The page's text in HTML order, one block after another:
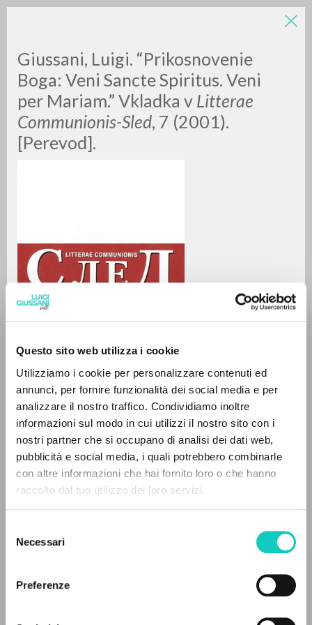
Questo sito web utilizza i cookie
Utilizziamo i cookie per personalizzare contenuti ed
annunci, per fornire funzionalità dei social media e per
analizzare il nostro traffico. Condividiamo inoltre
informazioni sul modo in cui utilizzi il nostro sito con i
nostri partner che si occupano di analisi dei dati web,
pubblicità e social media, i quali potrebbero combinarle
con altre informazioni che hai fornito loro o che hanno
raccolto dal tuo utilizzo dei loro servizi.
delNecessari
Preferenze
Giussani, Luigi. “Prikosnovenie
Boga: Veni Sancte Spiritus. Veni
per Mariam.” Vkladka v Litterae
Communionis-Sled, 7 (2001).
[Perevod].
Russo
Litterae Communionis-Sled
2001
03/10/2022
LUIGI
GIUSSANI
0DOCUMENTI TROVATI
RISULTATI SUCCESSIVI